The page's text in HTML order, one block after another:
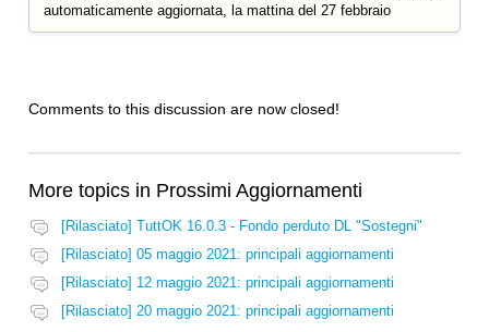
automaticamente aggiornata, la mattina del 27 febbraio
Comments to this discussion are now closed!
More topics in Prossimi Aggiornamenti
[Rilasciato] TuttOK 16.0.3 - Fondo perduto DL "Sostegni"
[Rilasciato] 05 maggio 2021: principali aggiornamenti
[Rilasciato] 12 maggio 2021: principali aggiornamenti
[Rilasciato] 20 maggio 2021: principali aggiornamenti